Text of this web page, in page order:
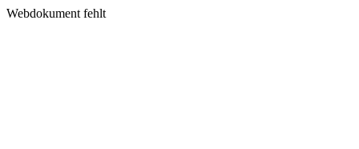
Webdokument fehlt